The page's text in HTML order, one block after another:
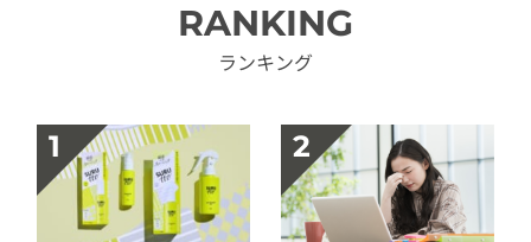
RANKING
ランキング